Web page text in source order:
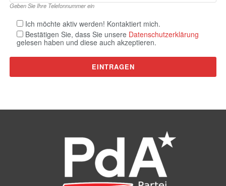
Geben Sie Ihre Telefonnummer ein
Ich möchte aktiv werden! Kontaktiert mich.
Bestätigen Sie, dass Sie unsere Datenschutzerklärung
gelesen haben und diese auch akzeptieren.